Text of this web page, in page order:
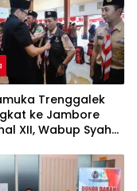
Trenggalek
ke Jambore
XII, Wabup Syah